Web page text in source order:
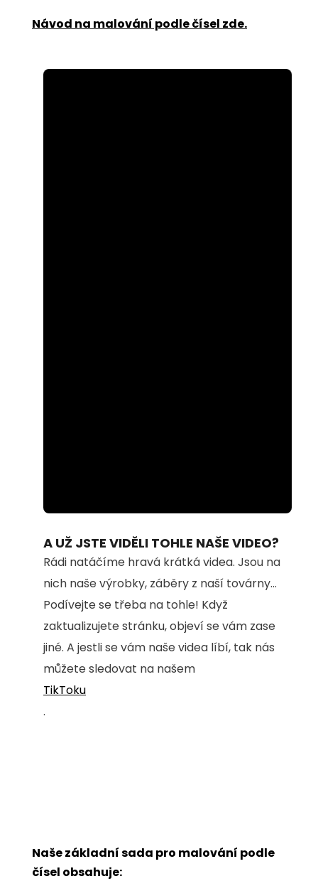
Návod na malování podle čísel zde.
100.00%
A UŽ JSTE VIDĚLI TOHLE NAŠE VIDEO?
Rádi natáčíme hravá krátká videa. Jsou na
nich naše výrobky, záběry z naší továrny...
Podívejte se třeba na tohle! Když
zaktualizujete stránku, objeví se vám zase
jiné. A jestli se vám naše videa líbí, tak nás
můžete sledovat na našem
TikToku
.
Naše základní sada pro malování podle
čísel obsahuje: